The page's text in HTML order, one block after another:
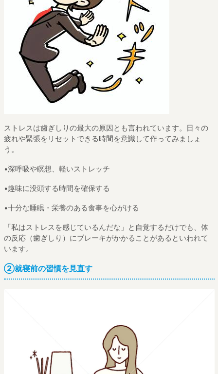
ストレスは歯ぎしりの最大の原因とも言われています。日々の
疲れや緊張をリセットできる時間を意識して作ってみましょ
う。
•深呼吸や瞑想、軽いストレッチ
•趣味に没頭する時間を確保する
•十分な睡眠・栄養のある食事を心がける
「私はストレスを感じているんだな」と自覚するだけでも、体
の反応（歯ぎしり）にブレーキがかかることがあるといわれて
います。
②就寝前の習慣を見直す